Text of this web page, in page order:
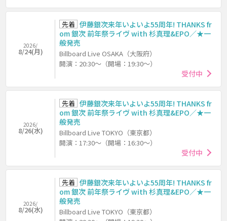
2026/
8/24(月)
先着 伊藤銀次来年いよいよ55周年! THANKS fr
om 銀次 前年祭ライヴ with 杉真理&EPO／★一
般発売
Billboard Live OSAKA（大阪府）
開演：20:30～（開場：19:30～）
受付中
2026/
8/26(水)
先着 伊藤銀次来年いよいよ55周年! THANKS fr
om 銀次 前年祭ライヴ with 杉真理&EPO／★一
般発売
Billboard Live TOKYO（東京都）
開演：17:30～（開場：16:30～）
受付中
2026/
8/26(水)
先着 伊藤銀次来年いよいよ55周年! THANKS fr
om 銀次 前年祭ライヴ with 杉真理&EPO／★一
般発売
Billboard Live TOKYO（東京都）